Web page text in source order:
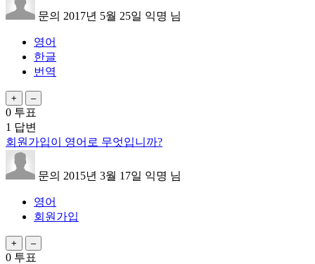
문의 2017년 5월 25일 익명 님
영어
한글
번역
0 투표
1 답변
회원가입이 영어로 무엇입니까?
문의 2015년 3월 17일 익명 님
영어
회원가입
0 투표